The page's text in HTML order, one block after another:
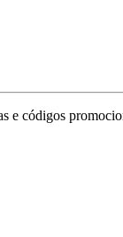
e códigos